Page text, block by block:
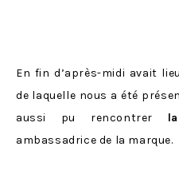
En fin d’après-midi avait lieu
de laquelle nous a été
aussi pu rencontrer
ambassadrice de la marque.